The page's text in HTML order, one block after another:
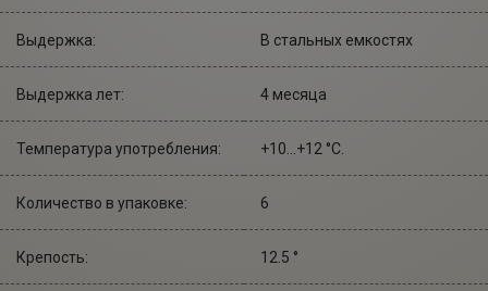
Выдержка: В стальных емкостях
Выдержка лет: 4 месяца
Температура употребления: +10...+12 °С.
Количество в упаковке: 6
Крепость: 12.5 °